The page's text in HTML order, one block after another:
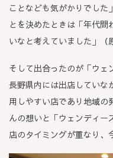
ことなども気がかりでした
とを決めたときは「年代
いなと考えていました」（
そして出合ったのが「ウェ
長野県内には出店していな
用しやすい店であり地域の
んの想いと「ウェンディー
店のタイミングが重なり、